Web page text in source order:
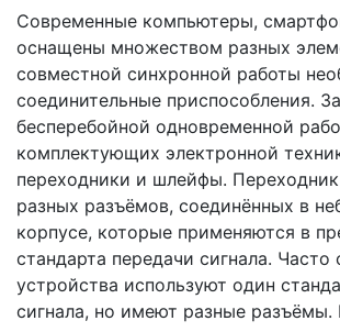
Современные компьютеры,
оснащены множеством разных
совместной синхронной работы
соединительные приспособления.
бесперебойной одновременной
комплектующих электронной
переходники и шлейфы.
разных разъёмов, соединённых в
корпусе, которые применяются в
стандарта передачи сигнала. Часто
устройства используют один
сигнала, но имеют разные разъёмы.